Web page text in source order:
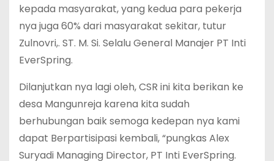
kepada masyarakat, yang kedua para pekerja
nya juga 60% dari masyarakat sekitar, tutur
Zulnovri,. ST. M. Si. Selalu General Manajer PT Inti
EverSpring.
Dilanjutkan nya lagi oleh, CSR ini kita berikan ke
desa Mangunreja karena kita sudah
berhubungan baik semoga kedepan nya kami
dapat Berpartisipasi kembali, “pungkas Alex
Suryadi Managing Director, PT Inti EverSpring.